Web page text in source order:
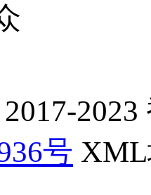
2023
号